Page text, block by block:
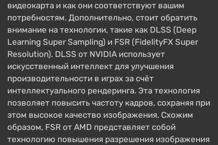
видеокарта и как они соответствуют вашим
потребностям. Дополнительно, стоит обратить
внимание на технологии, такие как DLSS (Deep
Learning Super Sampling) и FSR (FidelityFX Super
Resolution). DLSS от NVIDIA использует
искусственный интеллект для улучшения
производительности в играх за счёт
интеллектуального рендеринга. Эта технология
позволяет повысить частоту кадров, сохраняя при
этом высокое качество изображения. Схожим
образом, FSR от AMD представляет собой
технологию повышения разрешения изображения